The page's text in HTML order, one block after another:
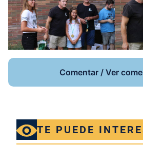
Comentar / Ver
TE PUEDE